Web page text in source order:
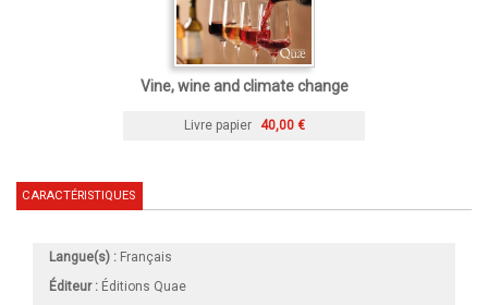
Vine, wine and climate change
Livre papier 40,00 €
CARACTÉRISTIQUES
Langue(s) : Français
Éditeur : Éditions Quae